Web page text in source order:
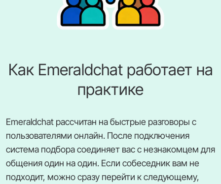
Как Emeraldchat работает на
практике
Emeraldchat рассчитан на быстрые разговоры с
пользователями онлайн. После подключения
система подбора соединяет вас с незнакомцем для
общения один на один. Если собеседник вам не
подходит, можно сразу перейти к следующему,